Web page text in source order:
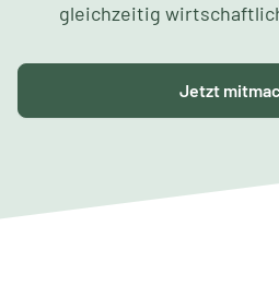
gleichzeitig
Jetzt